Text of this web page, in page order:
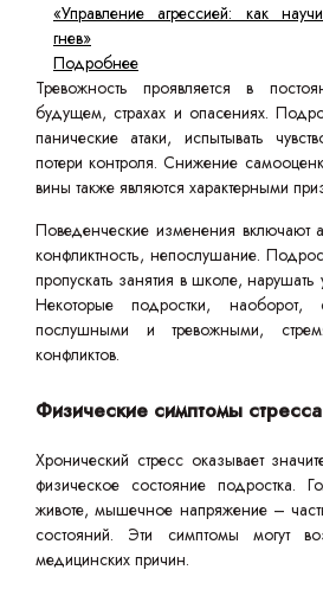
«Управление агрессией: как
гнев»
Подробнее
Тревожность проявляется в
будущем, страхах и опасениях.
панические атаки, испытывать
потери контроля. Снижение
вины также являются характерными
Поведенческие изменения включают
конфликтность, непослушание.
пропускать занятия в школе, нарушать
Некоторые подростки, наоборот,
послушными и тревожными,
конфликтов.
Физические симптомы стресса
Хронический стресс оказывает
физическое состояние подростка.
животе, мышечное напряжение –
состояний. Эти симптомы могут
медицинских причин.